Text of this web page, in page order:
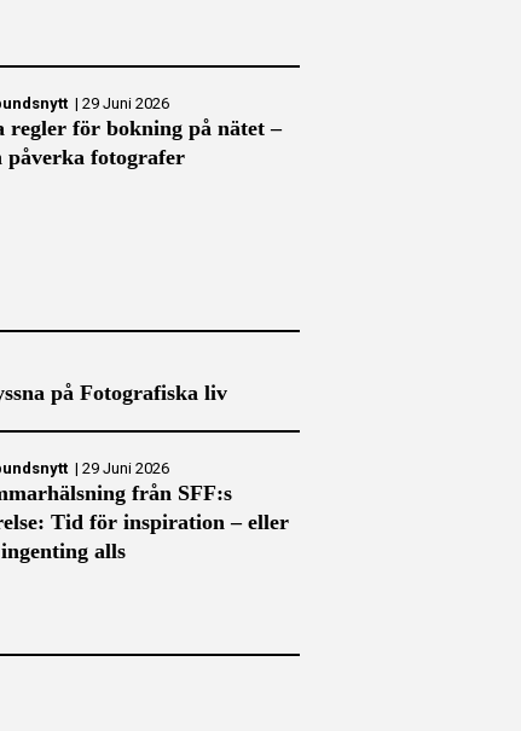
| 29 Juni 2026
regler för bokning på nätet –
påverka fotografer
på Fotografiska liv
| 29 Juni 2026
från SFF:s
Tid för inspiration – eller
alls